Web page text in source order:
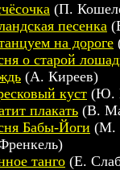
(П.
песенка
на доpоге
о стаpой
(А. Киpеев)
куст (Ю.
плакать (В.
Бабы-Йоги (М.
танго (Е.